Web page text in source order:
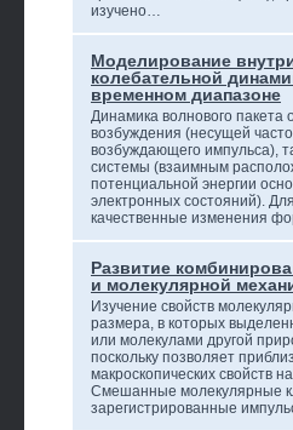
изучено…
Моделирование
колебательной
временном диапазоне
Динамика волнового пакета
возбуждения (несущей
возбуждающего импульса),
системы (взаимным
потенциальной энергии
электронных состояний).
качественные изменения
Развитие
и молекулярной
Изучение свойств
размера, в которых
или молекулами другой
поскольку позволяет
макроскопических свойств
Смешанные молекулярные
зарегистрированные